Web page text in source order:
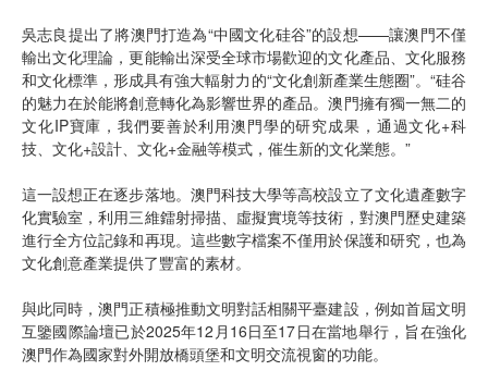
吳志良提出了將澳門打造為“中國文化硅谷”的設想——讓澳門不僅
輸出文化理論，更能輸出深受全球市場歡迎的文化產品、文化服務
和文化標準，形成具有強大輻射力的“文化創新產業生態圈”。“硅谷
的魅力在於能將創意轉化為影響世界的產品。澳門擁有獨一無二的
文化IP寶庫，我們要善於利用澳門學的研究成果，通過文化+科
技、文化+設計、文化+金融等模式，催生新的文化業態。”
這一設想正在逐步落地。澳門科技大學等高校設立了文化遺產數字
化實驗室，利用三維鐳射掃描、虛擬實境等技術，對澳門歷史建築
進行全方位記錄和再現。這些數字檔案不僅用於保護和研究，也為
文化創意產業提供了豐富的素材。
與此同時，澳門正積極推動文明對話相關平臺建設，例如首屆文明
互鑒國際論壇已於2025年12月16日至17日在當地舉行，旨在強化
澳門作為國家對外開放橋頭堡和文明交流視窗的功能。